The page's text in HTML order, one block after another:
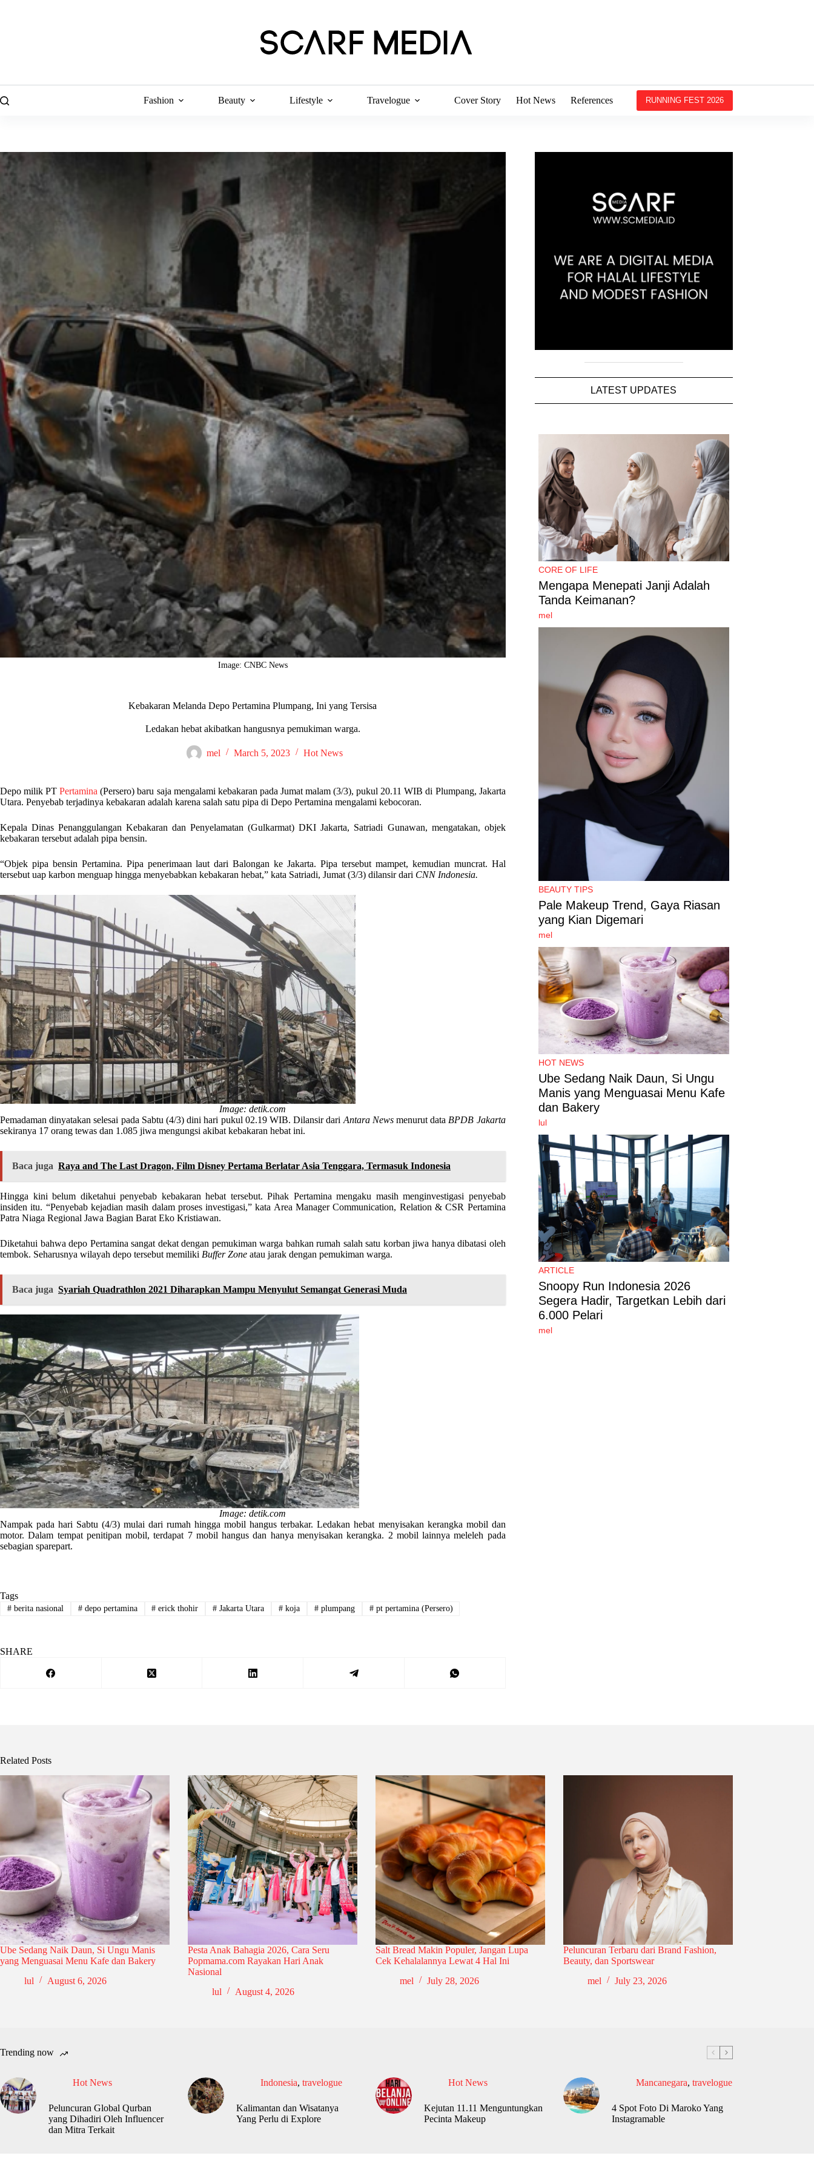
Fashion Beauty Lifestyle Travelogue Cover Story Hot News References RUNNING FEST 2026
Image: CNBC News
Kebakaran Melanda Depo Pertamina Plumpang, Ini yang Tersisa
Ledakan hebat akibatkan hangusnya pemukiman warga.
mel March 5, 2023 Hot News
Depo milik PTPertamina (Persero) baru saja mengalami kebakaran pada Jumat malam (3/3), pukul 20.11 WIB di Plumpang, Jakarta
Utara. Penyebab terjadinya kebakaran adalah karena salah satu pipa di Depo Pertamina mengalami kebocoran.
Kepala Dinas Penanggulangan Kebakaran dan Penyelamatan (Gulkarmat) DKI Jakarta, Satriadi Gunawan, mengatakan, objek
kebakaran tersebut adalah pipa bensin.
“Objek pipa bensin Pertamina. Pipa penerimaan laut dari Balongan ke Jakarta. Pipa tersebut mampet, kemudian muncrat. Hal
tersebut uap karbon menguap hingga menyebabkan kebakaran hebat,” kata Satriadi, Jumat (3/3) dilansir dari CNN Indonesia.
Image: detik.com
Pemadaman dinyatakan selesai pada Sabtu (4/3) dini hari pukul 02.19 WIB. Dilansir dari Antara Newsmenurut data BPDB Jakarta
sekiranya 17 orang tewas dan 1.085 jiwa mengungsi akibat kebakaran hebat ini.
Baca juga Raya and The Last Dragon, Film Disney Pertama Berlatar Asia Tenggara, Termasuk Indonesia
Hingga kini belum diketahui penyebab kebakaran hebat tersebut. Pihak Pertamina mengaku masih menginvestigasi penyebab
insiden itu. “Penyebab kejadian masih dalam proses investigasi,” kata Area Manager Communication, Relation & CSR Pertamina
Patra Niaga Regional Jawa Bagian Barat Eko Kristiawan.
Diketahui bahwa depo Pertamina sangat dekat dengan pemukiman warga bahkan rumah salah satu korban jiwa hanya dibatasi oleh
tembok. Seharusnya wilayah depo tersebut memiliki Buffer Zone atau jarak dengan pemukiman warga.
Baca juga Syariah Quadrathlon 2021 Diharapkan Mampu Menyulut Semangat Generasi Muda
Image: detik.com
Nampak pada hari Sabtu (4/3) mulai dari rumah hingga mobil hangus terbakar. Ledakan hebat menyisakan kerangka mobil dan
motor. Dalam tempat penitipan mobil, terdapat 7 mobil hangus dan hanya menyisakan kerangka. 2 mobil lainnya meleleh pada
sebagian sparepart.
Tags
#berita nasional #depo pertamina # erick thohir # Jakarta Utara # koja #plumpang #pt pertamina (Persero)
SHARE
LATEST UPDATES
CORE OF LIFE
Mengapa Menepati Janji Adalah
Tanda Keimanan?
mel
BEAUTY TIPS
Pale Makeup Trend, Gaya Riasan
yang Kian Digemari
mel
HOT NEWS
Ube Sedang Naik Daun, Si Ungu
Manis yang Menguasai Menu Kafe
dan Bakery
lul
ARTICLE
Snoopy Run Indonesia 2026
Segera Hadir, Targetkan Lebih dari
6.000 Pelari
mel
Related Posts
Ube Sedang Naik Daun, Si Ungu Manis
yang Menguasai Menu Kafe dan Bakery
lul
August 6, 2026
Pesta Anak Bahagia 2026, Cara Seru
Popmama.com Rayakan Hari Anak
Nasional
lul
August 4, 2026
Salt Bread Makin Populer, Jangan Lupa
Cek Kehalalannya Lewat 4 Hal Ini
mel
July 28, 2026
Peluncuran Terbaru dari Brand Fashion,
Beauty, dan Sportswear
mel
July 23, 2026
Trending now
Hot News
Peluncuran Global Qurban
yang Dihadiri Oleh Influencer
dan Mitra Terkait
Indonesia, travelogue
Kalimantan dan Wisatanya
Yang Perlu di Explore
Hot News
Kejutan 11.11 Menguntungkan
Pecinta Makeup
Mancanegara, travelogue
4 Spot Foto Di Maroko Yang
Instagramable